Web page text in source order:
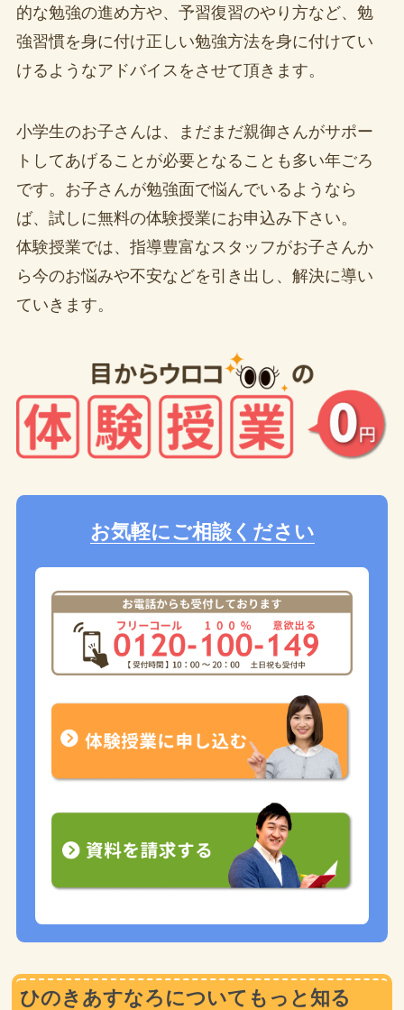
的な勉強の進め方や、予習復習のやり方など、勉
強習慣を身に付け正しい勉強方法を身に付けてい
けるようなアドバイスをさせて頂きます。
小学生のお子さんは、まだまだ親御さんがサポー
トしてあげることが必要となることも多い年ごろ
です。お子さんが勉強面で悩んでいるようなら
ば、試しに無料の体験授業にお申込み下さい。
体験授業では、指導豊富なスタッフがお子さんか
ら今のお悩みや不安などを引き出し、解決に導い
ていきます。
お気軽にご相談ください
ひのきあすなろについてもっと知る